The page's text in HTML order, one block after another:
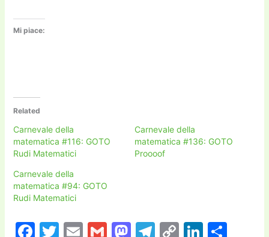
Mi piace:
Related
Carnevale della
matematica #116: GOTO
Rudi Matematici
Carnevale della
matematica #136: GOTO
Proooof
Carnevale della
matematica #94: GOTO
Rudi Matematici
F T E G M T C Li